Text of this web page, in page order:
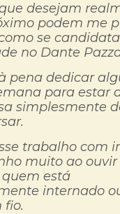
desejam
podem me
se
no Dante
pena dedicar
para estar
simplesmente
trabalho com
muito ao ouvir
está
internado
fio.